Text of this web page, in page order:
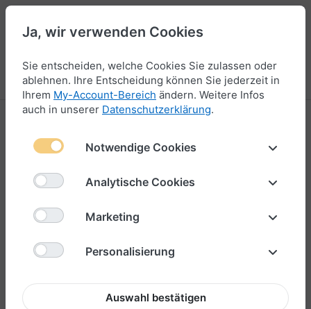
Menü Anmelden Vergleichen Wunschliste Warenkorb
Ja, wir verwenden Cookies
Sie entscheiden, welche Cookies Sie zulassen oder
ablehnen. Ihre Entscheidung können Sie jederzeit in
Ihrem My-Account-Bereich ändern. Weitere Infos
auch in unserer Datenschutzerklärung.
Notwendige Cookies
Analytische Cookies
Marketing
Personalisierung
Auswahl bestätigen